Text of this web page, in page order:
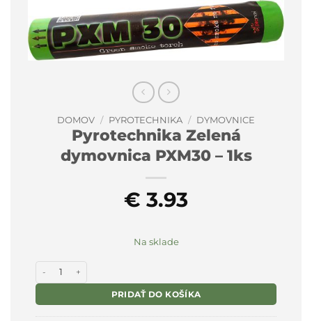
DOMOV / PYROTECHNIKA / DYMOVNICE
Pyrotechnika Zelená
dymovnica PXM30 – 1ks
€ 3.93
Na sklade
PRIDAŤ DO KOŠÍKA